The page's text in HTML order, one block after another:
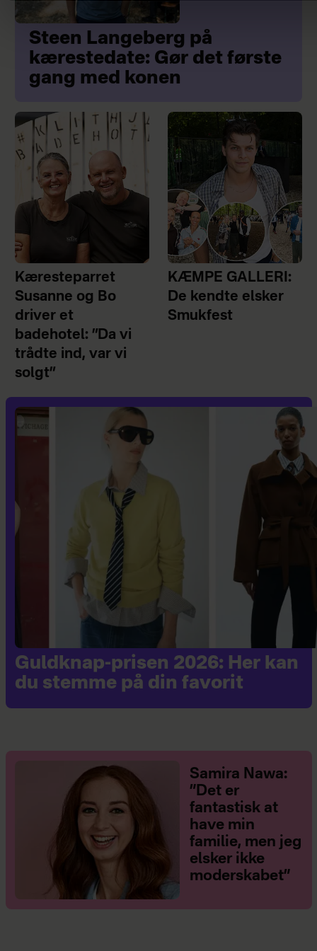
Steen Langeberg på
kærestedate: Gør det første
gang med konen
Kæresteparret
Susanne og Bo
driver et
badehotel: ”Da vi
trådte ind, var vi
solgt”
KÆMPE GALLERI:
De kendte elsker
Smukfest
Guldknap-prisen 2026: Her kan
du stemme på din favorit
Samira Nawa:
”Det er
fantastisk at
have min
familie, men jeg
elsker ikke
moderskabet”